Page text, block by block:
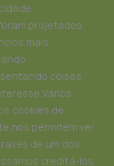
projetados
mais
coisas
cookies de
nos permitem ver
de um dos
creditá-los